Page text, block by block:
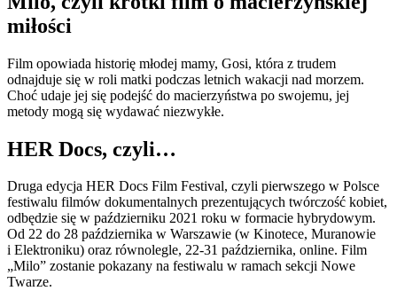
miłości
Film opowiada historię młodej mamy, Gosi, która z trudem
odnajduje się w roli matki podczas letnich wakacji nad morzem.
Choć udaje jej się podejść do macierzyństwa po swojemu, jej
metody mogą się wydawać niezwykłe.
HER Docs, czyli…
Druga edycja HER Docs Film Festival, czyli pierwszego w Polsce
festiwalu filmów dokumentalnych prezentujących twórczość kobiet,
odbędzie się w październiku 2021 roku w formacie hybrydowym.
Od 22 do 28 października w Warszawie (w Kinotece, Muranowie
i Elektroniku) oraz równolegle, 22-31 października, online. Film
„Milo” zostanie pokazany na festiwalu w ramach sekcji Nowe
Twarze.